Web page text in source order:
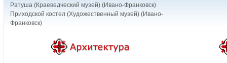
Ратуша (Краеведческий музей) (Ивано-Франковск)
Приходской костел (Художественный музей) (Ивано-
Франковск)